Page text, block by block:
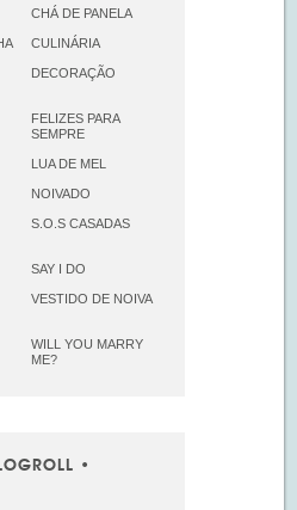
CHÁ DE PANELA
CULINÁRIA
DECORAÇÃO
FELIZES PARA
SEMPRE
LUA DE MEL
NOIVADO
S.O.S CASADAS
SAY I DO
VESTIDO DE NOIVA
WILL YOU MARRY
ME?